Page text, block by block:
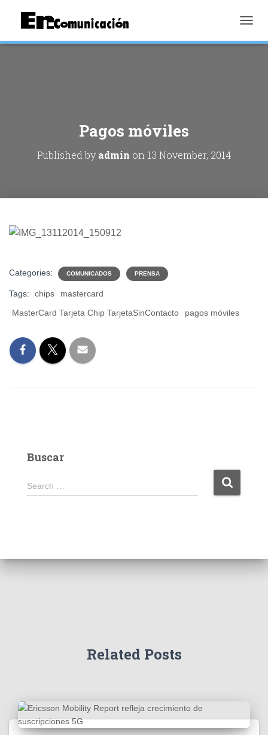
Pagos móviles
Published by admin on 13 November, 2014
Categories: COMUNICADOS PRENSA
Tags: chips
mastercard
MasterCard Tarjeta Chip TarjetaSinContacto
pagos móviles
Buscar
S
e
f
Search …
Related Posts